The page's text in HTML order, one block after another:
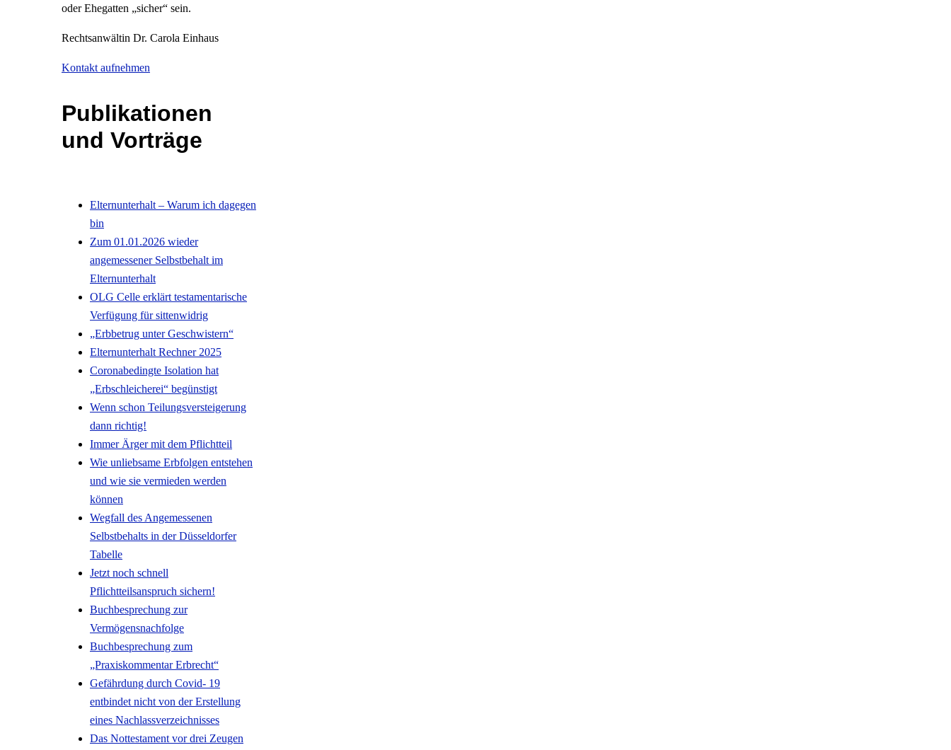
oder Ehegatten „sicher“ sein.
Rechtsanwältin Dr. Carola Einhaus
Kontakt aufnehmen
Publikationen
und Vorträge
Elternunterhalt – Warum ich dagegen
bin
Zum 01.01.2026 wieder
angemessener Selbstbehalt im
Elternunterhalt
OLG Celle erklärt testamentarische
Verfügung für sittenwidrig
„Erbbetrug unter Geschwistern“
Elternunterhalt Rechner 2025
Coronabedingte Isolation hat
„Erbschleicherei“ begünstigt
Wenn schon Teilungsversteigerung
dann richtig!
Immer Ärger mit dem Pflichtteil
Wie unliebsame Erbfolgen entstehen
und wie sie vermieden werden
können
Wegfall des Angemessenen
Selbstbehalts in der Düsseldorfer
Tabelle
Jetzt noch schnell
Pflichtteilsanspruch sichern!
Buchbesprechung zur
Vermögensnachfolge
Buchbesprechung zum
„Praxiskommentar Erbrecht“
Gefährdung durch Covid- 19
entbindet nicht von der Erstellung
eines Nachlassverzeichnisses
Das Nottestament vor drei Zeugen